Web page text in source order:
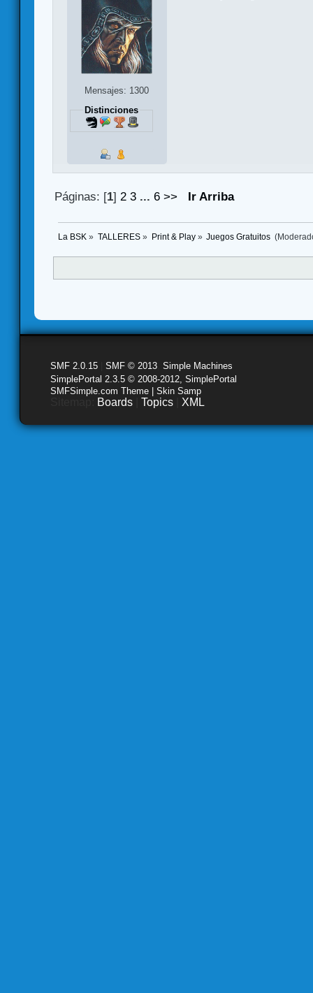
Mensajes: 1300
Distinciones
Páginas: [1] 2 3 ...6 >> Ir Arriba
La BSK » TALLERES» Print & Play» Juegos Gratuitos
SMF 2.0.15 SMF © 2013 Simple Machines
SimplePortal 2.3.5 © 2008-2012, SimplePortal
SMFSimple.com Theme | Skin Samp
Boards Topics XML